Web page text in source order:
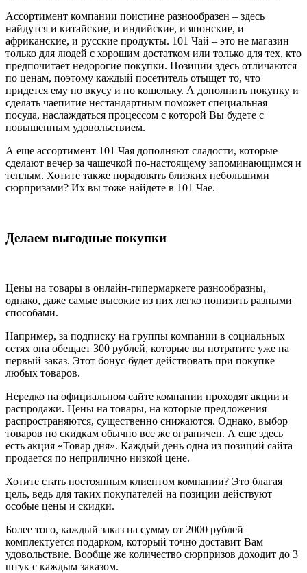
Ассортимент компании поистине разнообразен – здесь
найдутся и китайские, и индийские, и японские, и
африканские, и русские продукты. 101 Чай – это не магазин
только для людей с хорошим достатком или только для тех, кто
предпочитает недорогие покупки. Позиции здесь отличаются
по ценам, поэтому каждый посетитель отыщет то, что
придется ему по вкусу и по кошельку. А дополнить покупку и
сделать чаепитие нестандартным поможет специальная
посуда, наслаждаться процессом с которой Вы будете с
повышенным удовольствием.
А еще ассортимент 101 Чая дополняют сладости, которые
сделают вечер за чашечкой по-настоящему запоминающимся и
теплым. Хотите также порадовать близких небольшими
сюрпризами? Их вы тоже найдете в 101 Чае.
Делаем выгодные покупки
Цены на товары в онлайн-гипермаркете разнообразны,
однако, даже самые высокие из них легко понизить разными
способами.
Например, за подписку на группы компании в социальных
сетях она обещает 300 рублей, которые вы потратите уже на
первый заказ. Этот бонус будет действовать при покупке
любых товаров.
Нередко на официальном сайте компании проходят акции и
распродажи. Цены на товары, на которые предложения
распространяются, существенно снижаются. Однако, выбор
товаров по скидкам обычно все же ограничен. А еще здесь
есть акция «Товар дня». Каждый день одна из позиций сайта
продается по неприлично низкой цене.
Хотите стать постоянным клиентом компании? Это благая
цель, ведь для таких покупателей на позиции действуют
особые цены и скидки.
Более того, каждый заказ на сумму от 2000 рублей
комплектуется подарком, который точно доставит Вам
удовольствие. Вообще же количество сюрпризов доходит до 3
штук с каждым заказом.